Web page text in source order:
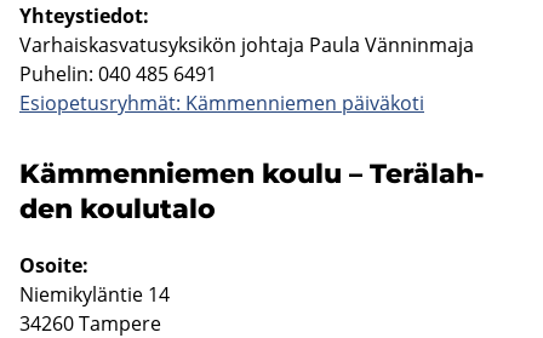
Yh­teys­tie­dot:
Var­hais­kas­va­tusyk­si­kön joh­ta­ja Paula Vän­nin­ma­ja
Pu­he­lin: 040 485 6491
Esio­pe­tus­ryh­mät: Käm­men­nie­men päi­vä­ko­ti
Käm­men­nie­men koulu – Te­rä­lah­
den kou­lu­ta­lo
Osoi­te:
Nie­mi­ky­län­tie 14
34260 Tam­pe­re